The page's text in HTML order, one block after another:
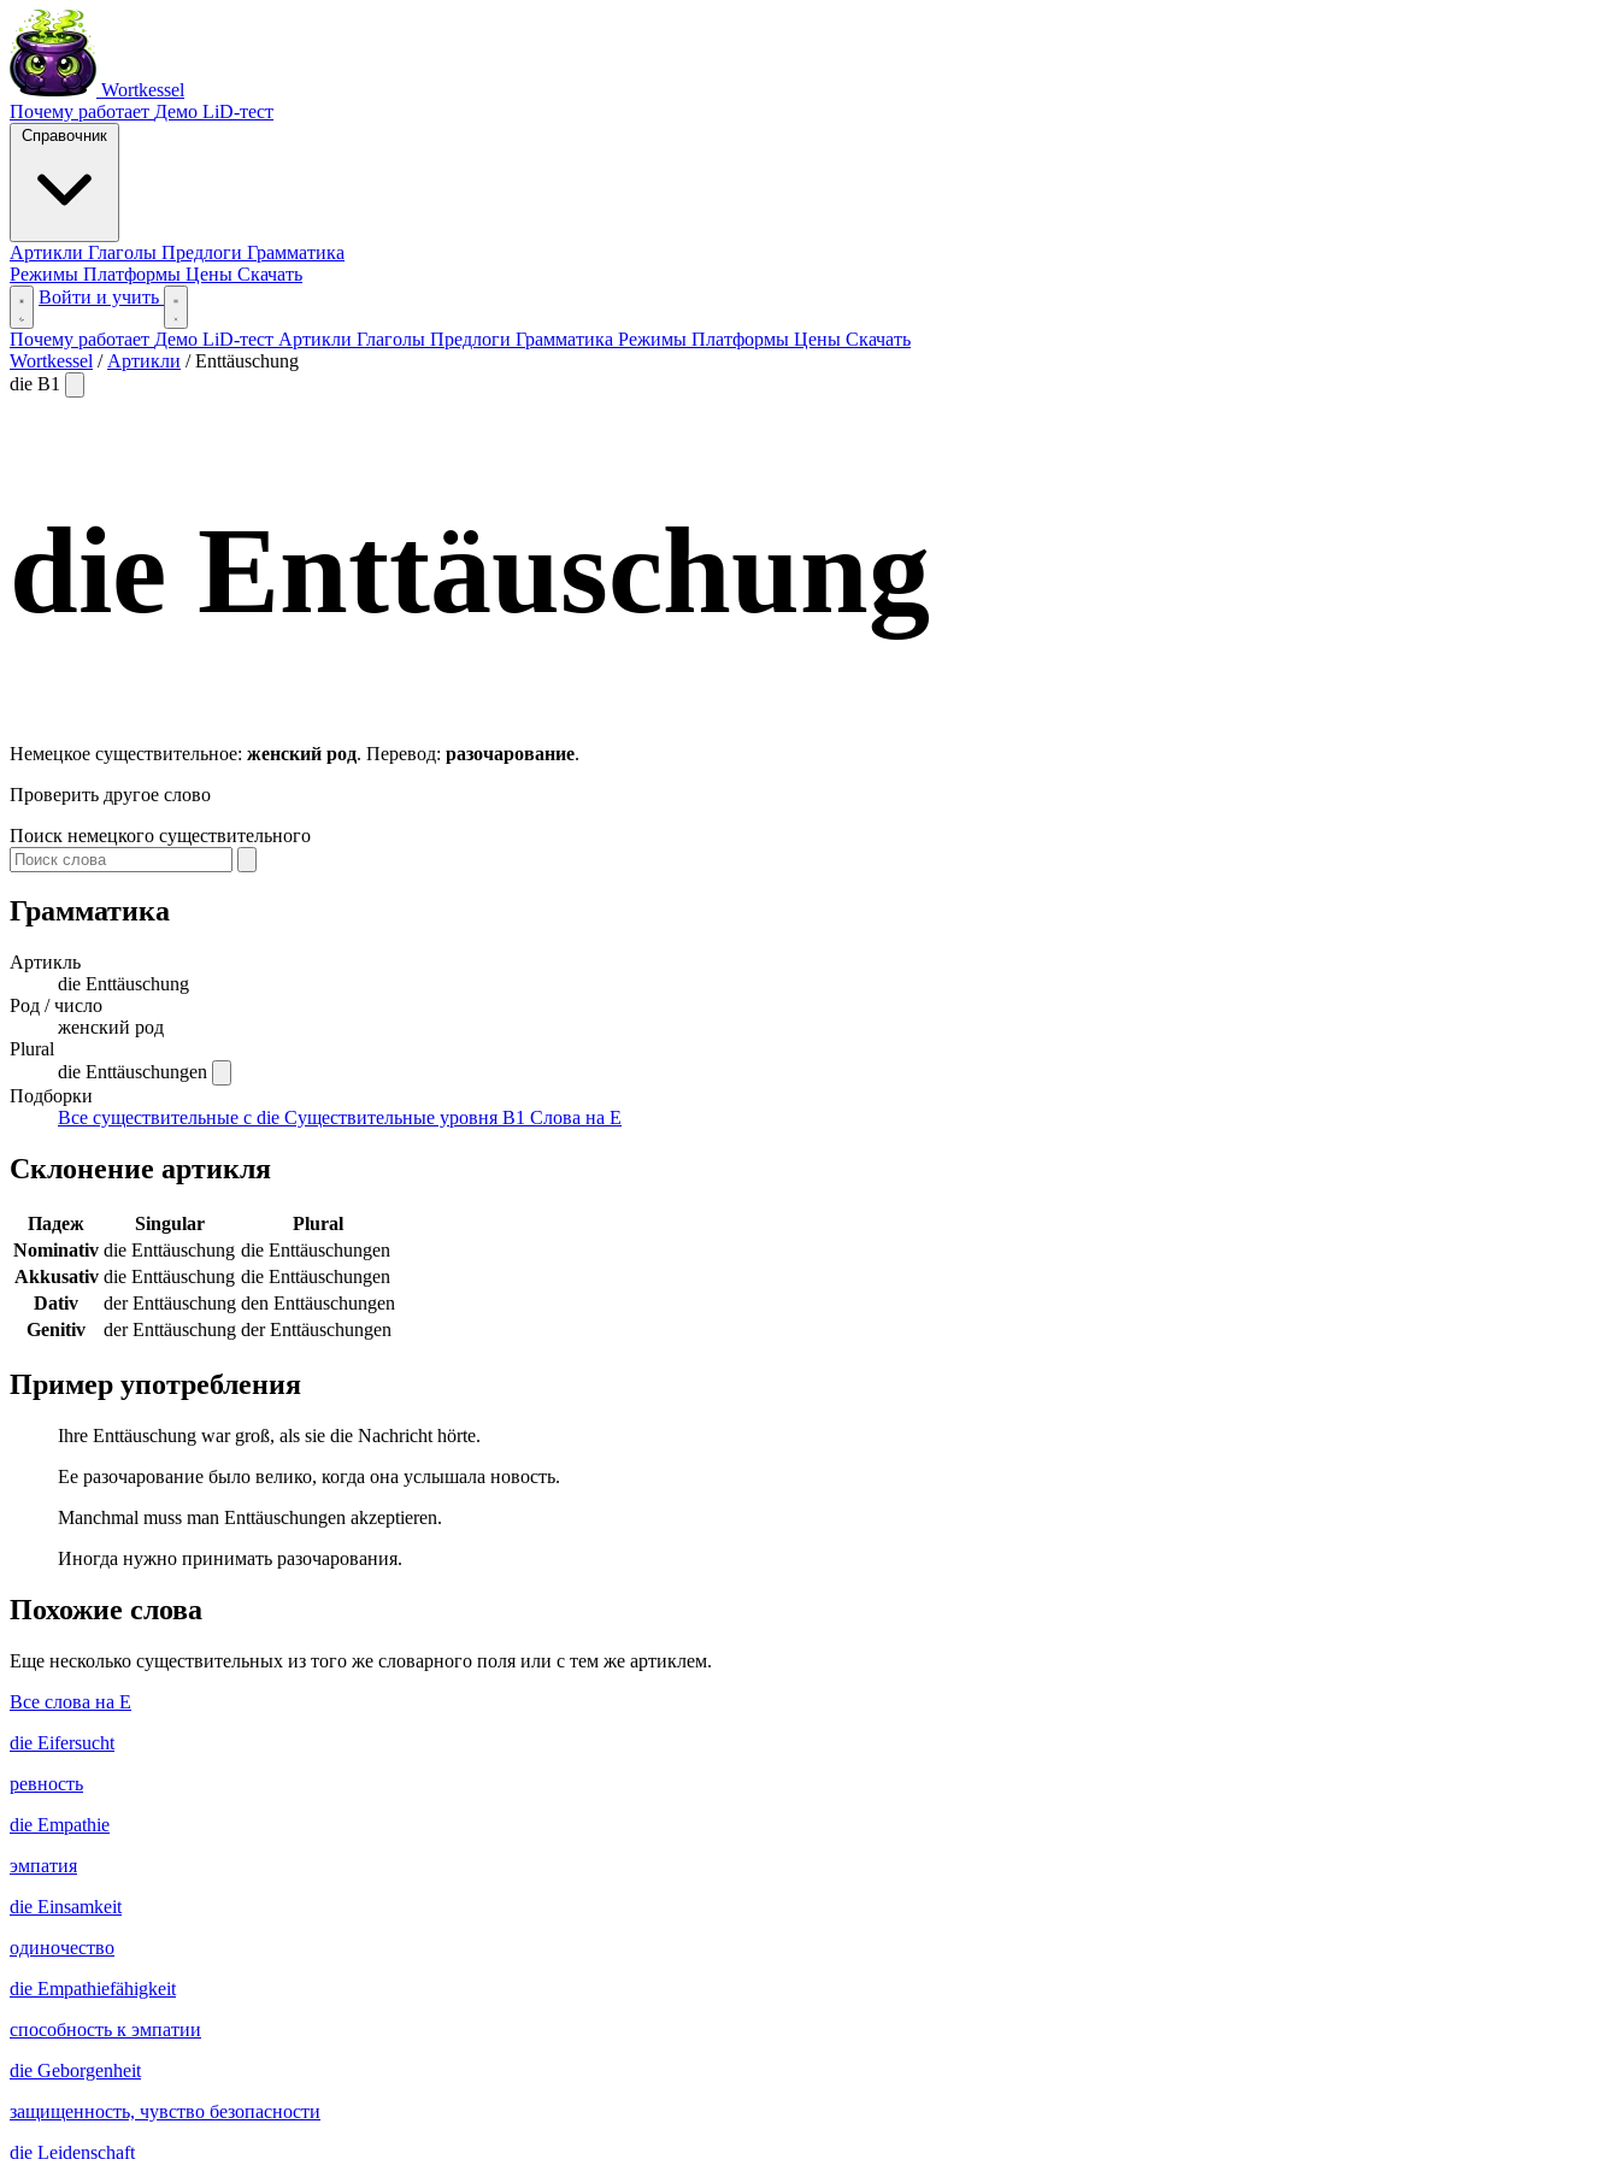
Wortkessel
Почему работает Демо LiD-тест
Справочник
Артикли Глаголы Предлоги Грамматика
Режимы Платформы Цены Скачать
Войти и учить
Почему работает Демо LiD-тест Артикли Глаголы Предлоги Грамматика Режимы Платформы Цены Скачать
Wortkessel / Артикли / Enttäuschung
die B1
die Enttäuschung
Немецкое существительное: женский род. Перевод: разочарование.
Проверить другое слово
Поиск немецкого существительного
Грамматика
Артикль
die Enttäuschung
Род / число
женский род
Plural
die Enttäuschungen
Подборки
Все существительные с die Существительные уровня B1 Слова на E
Склонение артикля
Падеж Singular
Plural
Nominativ die Enttäuschung die Enttäuschungen
Akkusativ die Enttäuschung die Enttäuschungen
Dativ
der Enttäuschung den Enttäuschungen
Genitiv
der Enttäuschung der Enttäuschungen
Пример употребления
Ihre Enttäuschung war groß, als sie die Nachricht hörte.
Ее разочарование было велико, когда она услышала новость.
Manchmal muss man Enttäuschungen akzeptieren.
Иногда нужно принимать разочарования.
Похожие слова
Еще несколько существительных из того же словарного поля или с тем же артиклем.
Все слова на E
die Eifersucht
ревность
die Empathie
эмпатия
die Einsamkeit
одиночество
die Empathiefähigkeit
способность к эмпатии
die Geborgenheit
защищенность, чувство безопасности
die Leidenschaft